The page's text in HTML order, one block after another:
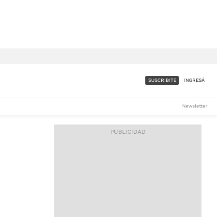
ACCESO FULL - $1.800/MES
SUSCRIBITE INGRESÁ
Newsletter